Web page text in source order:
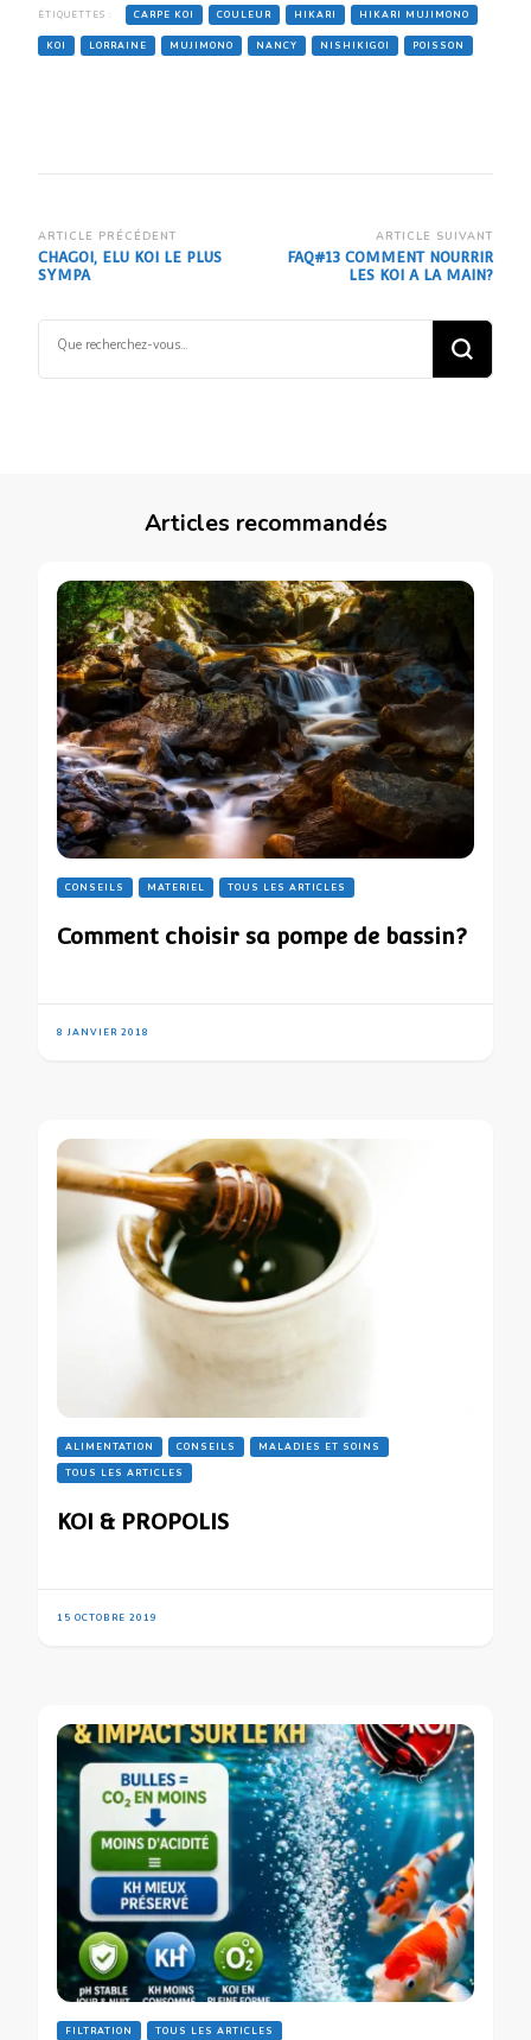
ÉTIQUETTES : CARPE KOI COULEUR HIKARI HIKARI MUJIMONO
KOI LORRAINE MUJIMONO NANCY NISHIKIGOI POISSON
Navigation
d’article
ARTICLE PRÉCÉDENT
CHAGOI, ELU KOI LE PLUS
SYMPA
ARTICLE SUIVANT
FAQ#13 COMMENT NOURRIR
LES KOI A LA MAIN?
recherchiez
quelque
Articles recommandés
CONSEILS MATERIEL TOUS LES ARTICLES
Comment choisir sa pompe de bassin?
8 JANVIER 2018
ALIMENTATION CONSEILS
MALADIES ET SOINS
TOUS LES ARTICLES
KOI & PROPOLIS
15 OCTOBRE 2019
FILTRATION TOUS LES ARTICLES